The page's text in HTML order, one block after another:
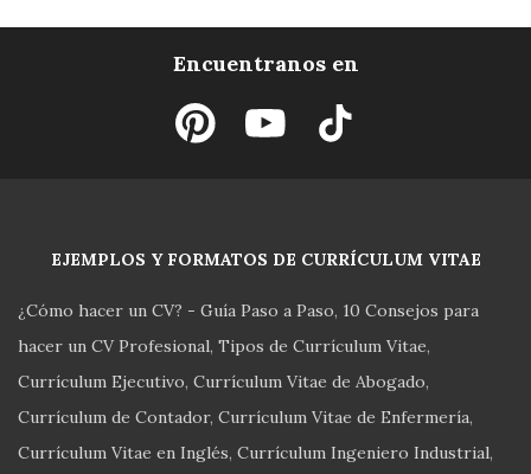
Encuentranos en
EJEMPLOS Y FORMATOS DE CURRÍCULUM VITAE
¿Cómo hacer un CV? - Guía Paso a Paso 10 Consejos para
hacer un CV Profesional Tipos de Currículum Vitae
Currículum Ejecutivo Currículum Vitae de Abogado
Currículum de Contador Currículum Vitae de Enfermería
Currículum Vitae en Inglés Currículum Ingeniero Industrial